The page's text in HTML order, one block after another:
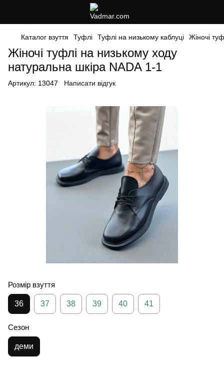
Каталог взуття Туфлі Туфлі на низькому каблуці Жіночі
Жіночі туфлі на низькому ходу
натуральна шкіра NADA 1-1
Артикул: 13047 Написати відгук
Розмір взуття
36 37 38 39 40 41
Сезон
деми